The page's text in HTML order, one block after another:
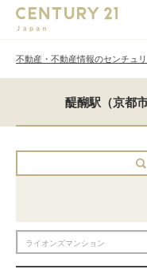
不動産・不動産情報のセンチュ
醍醐駅（京都